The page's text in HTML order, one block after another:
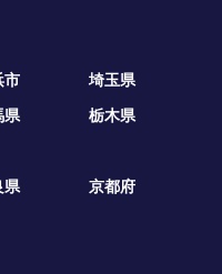
市
埼玉県
県 栃木県
県
京都府